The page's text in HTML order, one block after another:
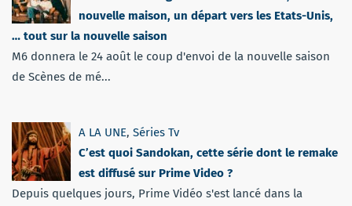
nouvelle maison, un départ vers les Etats-Unis,
… tout sur la nouvelle saison
M6 donnera le 24 août le coup d'envoi de la nouvelle saison
de Scènes de mé...
A LA UNE, Séries Tv
C’est quoi Sandokan, cette série dont le remake
est diffusé sur Prime Video ?
Depuis quelques jours, Prime Vidéo s'est lancé dans la